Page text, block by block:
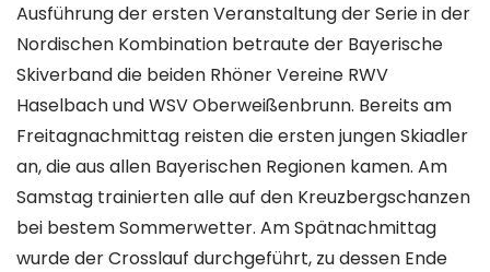
Ausführung der ersten Veranstaltung der Serie in der
Nordischen Kombination betraute der Bayerische
Skiverband die beiden Rhöner Vereine RWV
Haselbach und WSV Oberweißenbrunn. Bereits am
Freitagnachmittag reisten die ersten jungen Skiadler
an, die aus allen Bayerischen Regionen kamen. Am
Samstag trainierten alle auf den Kreuzbergschanzen
bei bestem Sommerwetter. Am Spätnachmittag
wurde der Crosslauf durchgeführt, zu dessen Ende